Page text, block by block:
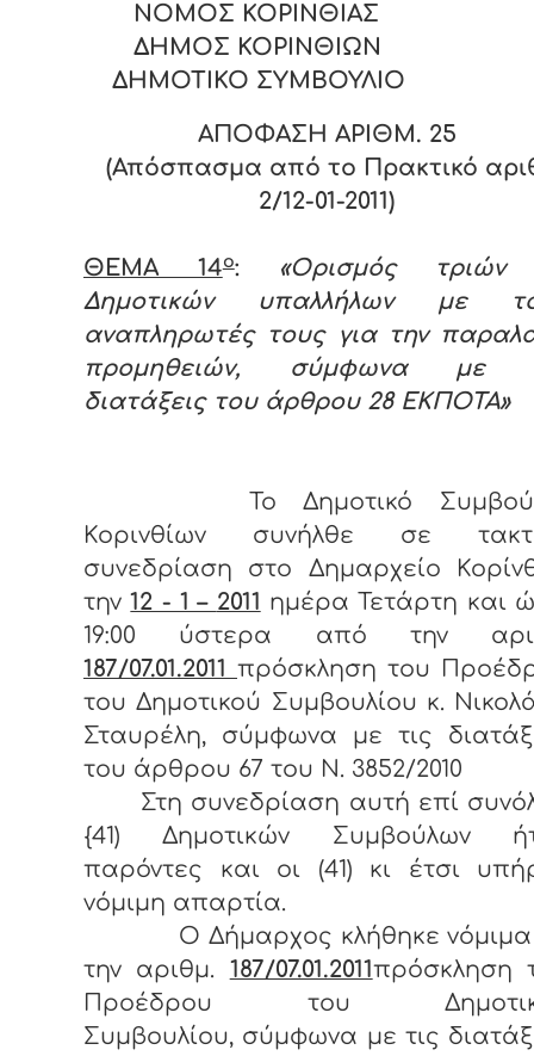
ΝΟΜΟΣ ΚΟΡΙΝΘΙΑΣ
ΔΗΜΟΣ ΚΟΡΙΝΘΙΩΝ
ΔΗΜΟΤΙΚΟ ΣΥΜΒΟΥΛΙΟ
ΑΠΟΦΑΣΗ ΑΡΙΘΜ. 25
(Απόσπασμα από το Πρακτικό
2/12-01-2011)
ΘΕΜΑ 14ο:
«Ορισμός τριών
Δημοτικών υπαλλήλων με
αναπληρωτές τους για την
προμηθειών, σύμφωνα με
διατάξεις του άρθρου 28 ΕΚΠΟΤΑ»
Το Δημοτικό
Κορινθίων συνήλθε σε
συνεδρίαση στο Δημαρχείο
την12 - 1 – 2011 ημέρα Τετάρτη και
19:00 ύστερα από την
187/07.01.2011 πρόσκληση του
του Δημοτικού Συμβουλίου κ.
Σταυρέλη, σύμφωνα με τις
του άρθρου 67 του Ν. 3852/2010
Στη συνεδρίαση αυτή επί
{41) Δημοτικών Συμβούλων
παρόντες και οι (41) κι έτσι
νόμιμη απαρτία.
Ο Δήμαρχος κλήθηκε νόμιμα
την αριθμ. 187/07.01.2011πρόσκληση
Προέδρου του
Συμβουλίου, σύμφωνα με τις